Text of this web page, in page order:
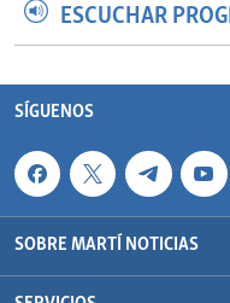
ESCUCHAR
SÍGUENOS
SOBRE MARTÍ NOTICIAS